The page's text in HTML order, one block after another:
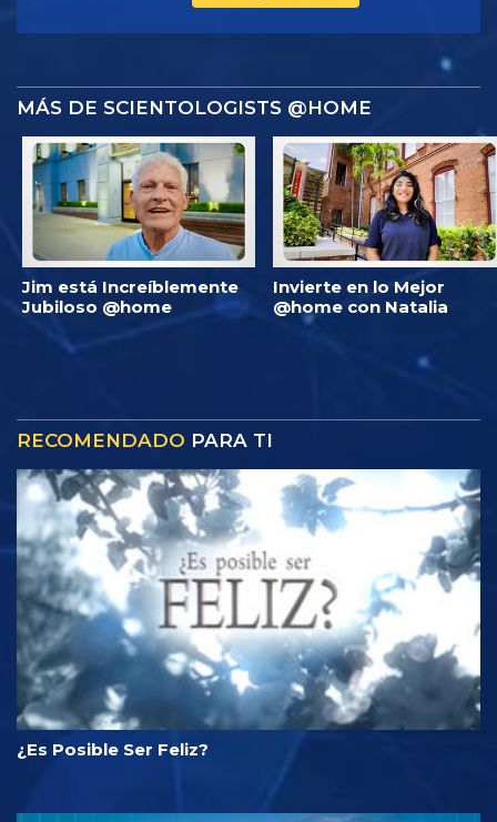
MÁS DE SCIENTOLOGISTS @HOME
Jim está Increíblemente
Jubiloso @home
Invierte en lo Mejor
@home con Natalia
RECOMENDADO PARA TI
¿Es Posible Ser Feliz?